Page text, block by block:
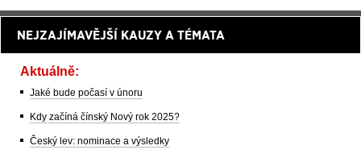
NEJZAJÍMAVĚJŠÍ KAUZY A TÉMATA
Aktuálně:
Jaké bude počasí v únoru
Kdy začíná čínský Nový rok 2025?
Český lev: nominace a výsledky